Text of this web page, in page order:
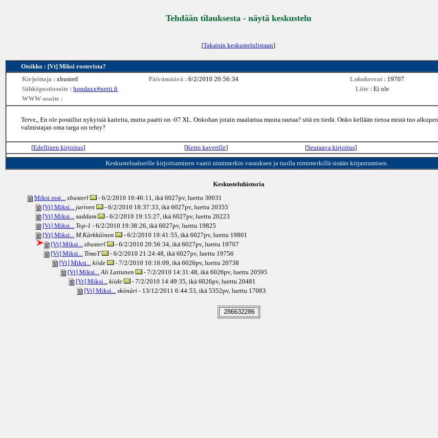
Tehdään tilauksesta - näytä keskustelu
[Takaisin keskustelulistaan]
Otsikko : [Vt] Miksi rosterista?
Kirjoittaja : xbusterl Päivämäärä : 6/2/2010 20:56:34 Lukukerrat : 19707
Sähköpostiosoite : hondaxx#netti.fi Liite : Ei ole
WWW-osoite :
Terve,, En ole poraillut nykyisiä kaiteita, mutta paatti on -07 XL. Onkohan jotain maalattua muuta rautaa? sitä en tiedä. Onko kellään tietoa mistä tuo
valmistajan oma targa on tehty?
[Edellinen kirjoitus] [Kerro kaverille] [Seuraava kirjoitus]
Keskustelualueille kirjoittaminen vaatii nimimerkin varauksen ja tuolla nimimerkillä sisään kirjautumisen.
Keskusteluhistoria
Miksi rost... xbusterl - 6/2/2010 16:46:11, ikä 6027pv, luettu 30031
[Vt] Miksi... jariven - 6/2/2010 18:37:33, ikä 6027pv, luettu 20355
[Vt] Miksi... saddam - 6/2/2010 19:15:27, ikä 6027pv, luettu 20223
[Vt] Miksi... Top-1 - 6/2/2010 19:38:26, ikä 6027pv, luettu 19825
[Vt] Miksi... M.Kärkkäinen - 6/2/2010 19:41:55, ikä 6027pv, luettu 19801
[Vt] Miksi... xbusterl - 6/2/2010 20:56:34, ikä 6027pv, luettu 19707
[Vt] Miksi... TimoT - 6/2/2010 21:24:48, ikä 6027pv, luettu 19756
[Vt] Miksi... kiide - 7/2/2010 10:16:09, ikä 6026pv, luettu 20738
[Vt] Miksi... Ali Lattunen - 7/2/2010 14:31:48, ikä 6026pv, luettu 20595
[Vt] Miksi... kiide - 7/2/2010 14:49:35, ikä 6026pv, luettu 20481
[Vt] Miksi... skönäri - 13/12/2011 6:44:53, ikä 5352pv, luettu 17083
286632286